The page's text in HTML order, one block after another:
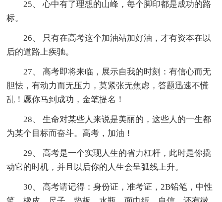
25、 心中有了理想的山峰，每个脚印都是成功的路
标。
26、 只有在高考这个加油站加好油，才有资本在以
后的道路上疾驰。
27、 高考即将来临，展示自我的时刻：有信心而无
胆怯，有动力而无压力，莫紧张无焦虑，答题迅速不慌
乱！愿你马到成功，金笔提名！
28、 生命对某些人来说是美丽的，这些人的一生都
为某个目标而奋斗。高考，加油！
29、 高考是一个实现人生的省力杠杆，此时是你撬
动它的时机，并且以后你的人生会呈弧线上升。
30、 高考请记得：身份证，准考证，2B铅笔，中性